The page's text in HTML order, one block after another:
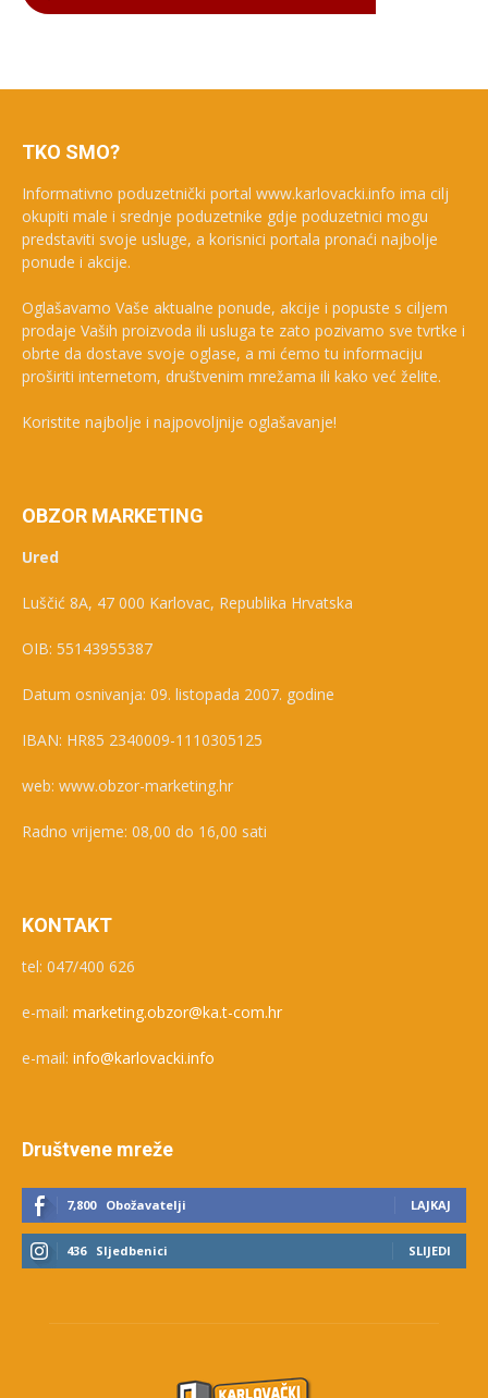
TKO SMO?
Informativno poduzetnički portal www.karlovacki.info ima cilj
okupiti male i srednje poduzetnike gdje poduzetnici mogu
predstaviti svoje usluge, a korisnici portala pronaći najbolje
ponude i akcije.
Oglašavamo Vaše aktualne ponude, akcije i popuste s ciljem
prodaje Vaših proizvoda ili usluga te zato pozivamo sve tvrtke i
obrte da dostave svoje oglase, a mi ćemo tu informaciju
proširiti internetom, društvenim mrežama ili kako već želite.
Koristite najbolje i najpovoljnije oglašavanje!
OBZOR MARKETING
Ured
Luščić 8A, 47 000 Karlovac, Republika Hrvatska
OIB: 55143955387
Datum osnivanja: 09. listopada 2007. godine
IBAN: HR85 2340009-1110305125
web: www.obzor-marketing.hr
Radno vrijeme: 08,00 do 16,00 sati
KONTAKT
tel: 047/400 626
e-mail: marketing.obzor@ka.t-com.hr
e-mail: info@karlovacki.info
Društvene mreže
7,800 Obožavatelji LAJKAJ
436 Sljedbenici SLIJEDI